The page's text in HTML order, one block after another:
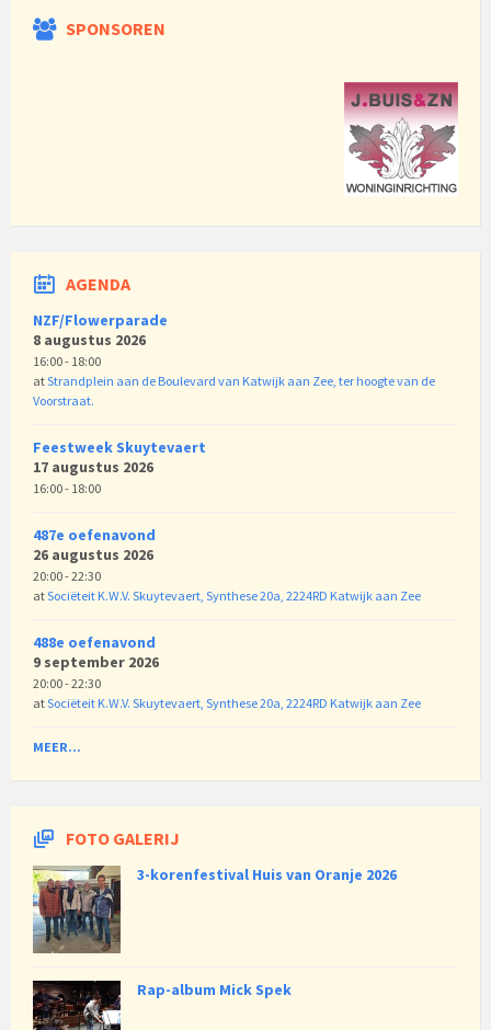
SPONSOREN
AGENDA
NZF/Flowerparade
8 augustus 2026
16:00 - 18:00
atStrandplein aan de Boulevard van Katwijk aan Zee, ter hoogte van de
Voorstraat.
Feestweek Skuytevaert
17 augustus 2026
16:00 - 18:00
487e oefenavond
26 augustus 2026
20:00 - 22:30
atSociëteit K.W.V. Skuytevaert, Synthese 20a, 2224RD Katwijk aan Zee
488e oefenavond
9 september 2026
20:00 - 22:30
atSociëteit K.W.V. Skuytevaert, Synthese 20a, 2224RD Katwijk aan Zee
MEER...
FOTO GALERIJ
3-korenfestival Huis van Oranje 2026
Rap-album Mick Spek